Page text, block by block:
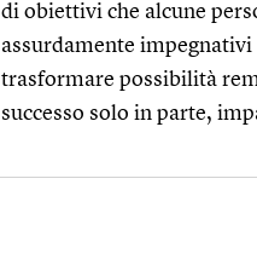
di obiettivi che alcune
assurdamente
trasformare possibilità
successo solo in parte,